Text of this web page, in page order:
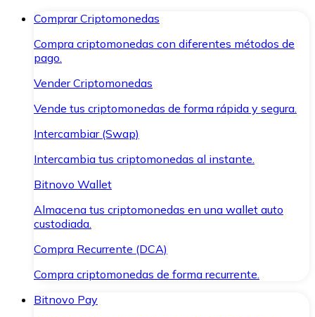
Comprar Criptomonedas
Compra criptomonedas con diferentes métodos de
pago.
Vender Criptomonedas
Vende tus criptomonedas de forma rápida y segura.
Intercambiar (Swap)
Intercambia tus criptomonedas al instante.
Bitnovo Wallet
Almacena tus criptomonedas en una wallet auto
custodiada.
Compra Recurrente (DCA)
Compra criptomonedas de forma recurrente.
Bitnovo Pay